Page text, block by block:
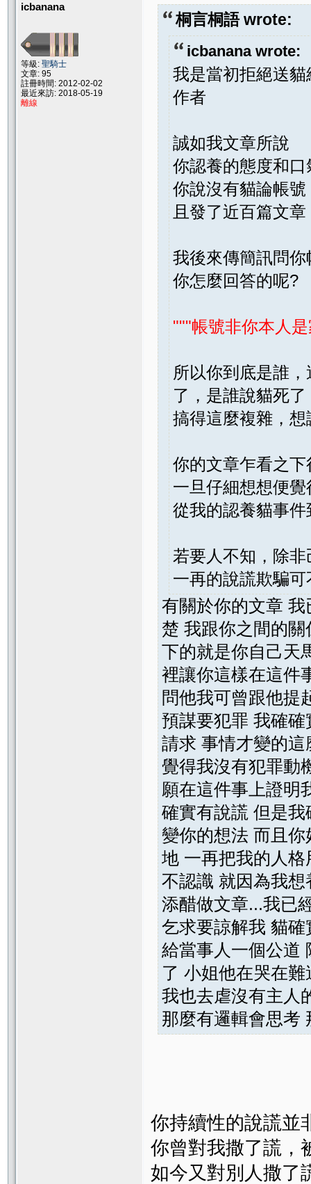
icbanana
等級: 聖騎士
文章: 95
註冊時間: 2012-02-02
最近來訪: 2018-05-19
離線
桐言桐語 wrote:
icbanana wrote:
我是當初拒絕送
作者
誠如我文章所說
你認養的態度和
你說沒有貓論帳
且發了近百篇文章
我後來傳簡訊問你
你怎麼回答的呢?
"""帳號非你本人
所以你到底是誰
了，是誰說貓死了
搞得這麼複雜，
你的文章乍看之下
一旦仔細想想便
從我的認養貓事
若要人不知，除非
一再的說謊欺騙
有關於你的文章
楚 我跟你之間的
下的就是你自己天
裡讓你這樣在這件
問他我可曾跟他提
預謀要犯罪 我確
請求 事情才變的
覺得我沒有犯罪動
願在這件事上證明
確實有說謊 但是
變你的想法 而且
地 一再把我的人
不認識 就因為我
添醋做文章...我已
乞求要諒解我 貓
給當事人一個公道
了 小姐他在哭在
我也去虐沒有主人
那麼有邏輯會思考
你持續性的說謊並
你曾對我撒了謊，
如今又對別人撒了